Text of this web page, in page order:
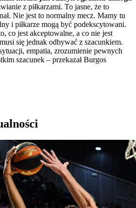
z piłkarzami. To jasne, że to
Nie jest to normalny mecz. Mamy tu
i piłkarze mogą być podekscytowani.
co jest akceptowalne, a co nie jest
się jednak odbywać z szacunkiem.
empatia, zrozumienie pewnych
szacunek – przekazał Burgos